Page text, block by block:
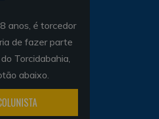
anos, é torcedor
de fazer parte
Torcidabahia,
abaixo.